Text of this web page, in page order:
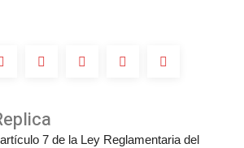
7 de la Ley Reglamentaria del